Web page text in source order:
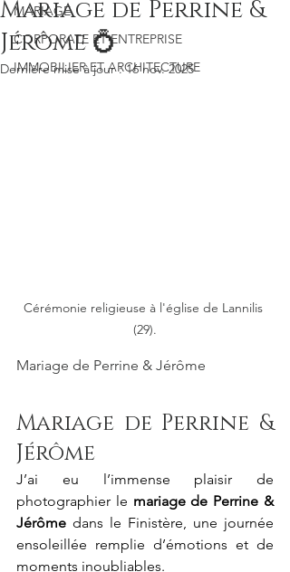
MARIAGE
CORPORATE ET ENTREPRISE
IMMOBILIER ET ARCHITECTURE
Mariage de Perrine &
Jérôme 💍
Dernière mise à jour :16 nov. 2025
Cérémonie religieuse à l'église de Lannilis
(29).
Mariage de Perrine & Jérôme
Mariage de Perrine &
Jérôme
J’ai eu l’immense plaisir de
photographier le mariage de Perrine &
Jérôme dans le Finistère, une journée
ensoleillée remplie d’émotions et de
moments inoubliables.